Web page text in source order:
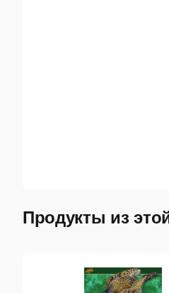
Продукты из